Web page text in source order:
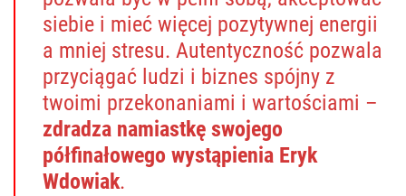
siebie i mieć więcej pozytywnej energii
a mniej stresu. Autentyczność pozwala
przyciągać ludzi i biznes spójny z
twoimi przekonaniami i wartościami –
zdradza namiastkę swojego
półfinałowego wystąpienia Eryk
Wdowiak.